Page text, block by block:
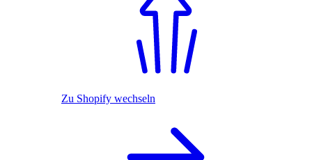
Zu Shopify wechseln